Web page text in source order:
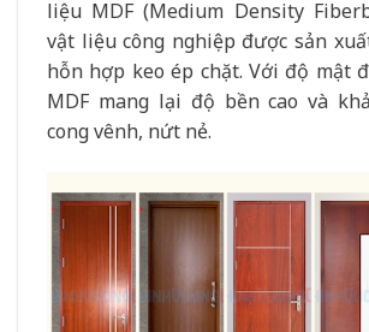
liệu MDF (Medium Density
vật liệu công nghiệp được sản
hỗn hợp keo ép chặt. Với độ mật
MDF mang lại độ bền cao và
cong vênh, nứt nẻ.